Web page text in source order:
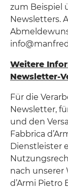
zum Beispiel
Newsletters.
Weitere
Newsletter-
Für die
Newsletter,
und den
Fabbrica
Dienstleister
nach unserer
d’Armi Pietro